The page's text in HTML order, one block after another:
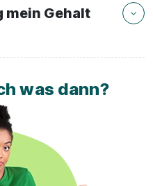
mein Gehalt
was dann?